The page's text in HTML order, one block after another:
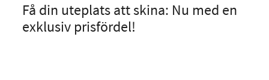
Få din uteplats att skina: Nu med en
exklusiv prisfördel!